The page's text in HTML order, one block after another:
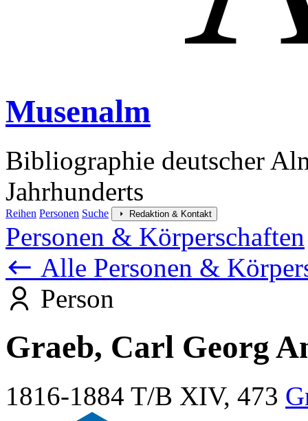
Musenalm
Bibliographie deutscher
Jahrhunderts
Reihen Personen Suche Redaktion & Kontakt
Personen & Körperschaften
Alle Personen &
Person
Graeb, Carl Georg
1816-1884 T/B XIV, 473